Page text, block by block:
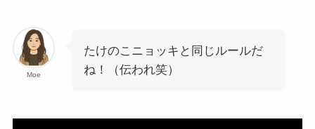
Moe
たけのこニョッキと同じルールだ
ね！（伝われ笑）